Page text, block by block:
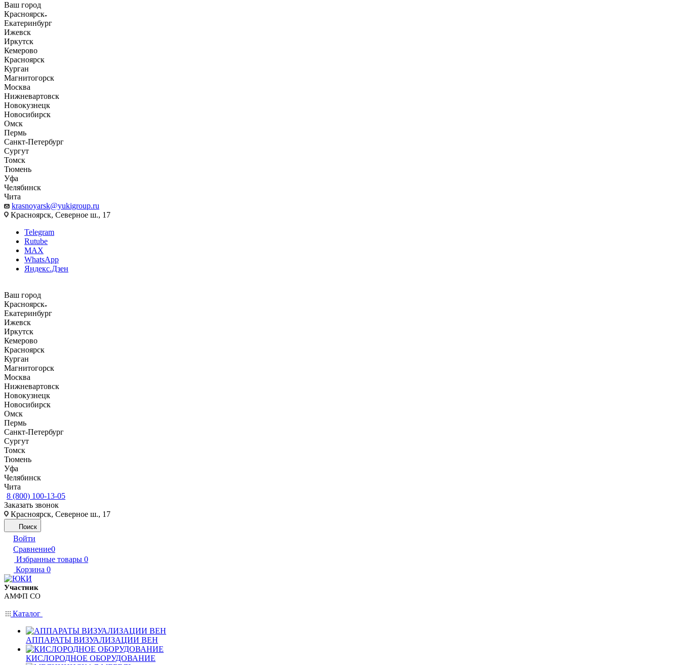
Ваш город
Красноярск
Екатеринбург
Ижевск
Иркутск
Кемерово
Красноярск
Курган
Магнитогорск
Москва
Нижневартовск
Новокузнецк
Новосибирск
Омск
Пермь
Санкт-Петербург
Сургут
Томск
Тюмень
Уфа
Челябинск
Чита
krasnoyarsk@yukigroup.ru
Красноярск, Северное ш., 17
Telegram
Rutube
MAX
WhatsApp
Яндекс.Дзен
Ваш город
Красноярск
Екатеринбург
Ижевск
Иркутск
Кемерово
Красноярск
Курган
Магнитогорск
Москва
Нижневартовск
Новокузнецк
Новосибирск
Омск
Пермь
Санкт-Петербург
Сургут
Томск
Тюмень
Уфа
Челябинск
Чита
8 (800) 100-13-05
Заказать звонок
Красноярск, Северное ш., 17
Поиск
Войти
Сравнение0
Избранные товары 0
Корзина 0
Участник
АМФП СО
Каталог
АППАРАТЫ ВИЗУАЛИЗАЦИИ ВЕН
КИСЛОРОДНОЕ ОБОРУДОВАНИЕ